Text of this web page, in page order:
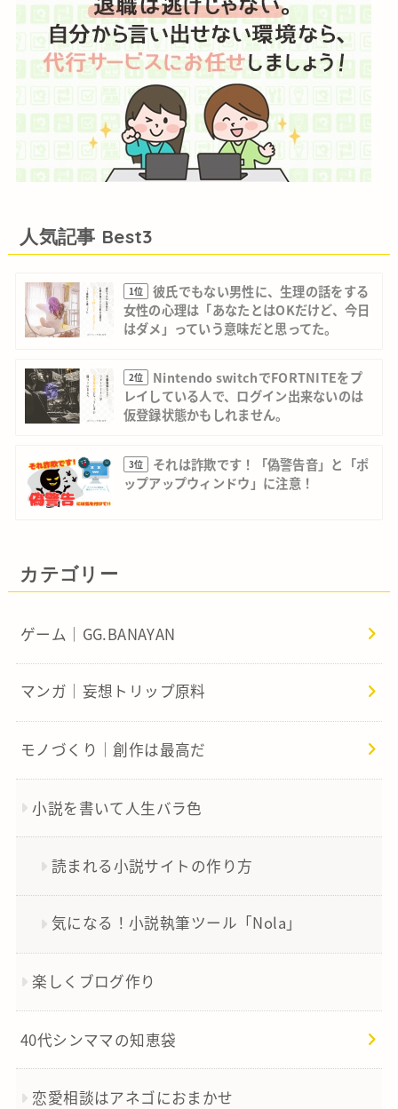
人気記事 Best3
1位
彼氏でもない男性に、生理の話をする
女性の心理は「あなたとはOKだけど、今日
はダメ」っていう意味だと思ってた。
2位
Nintendo switchでFORTNITEをプ
レイしている人で、ログイン出来ないのは
仮登録状態かもしれません。
3位
それは詐欺です！「偽警告音」と「ポ
ップアップウィンドウ」に注意！
カテゴリー
ゲーム｜GG.BANAYAN
マンガ｜妄想トリップ原料
モノづくり｜創作は最高だ
小説を書いて人生バラ色
読まれる小説サイトの作り方
気になる！小説執筆ツール「Nola」
楽しくブログ作り
40代シンママの知恵袋
恋愛相談はアネゴにおまかせ